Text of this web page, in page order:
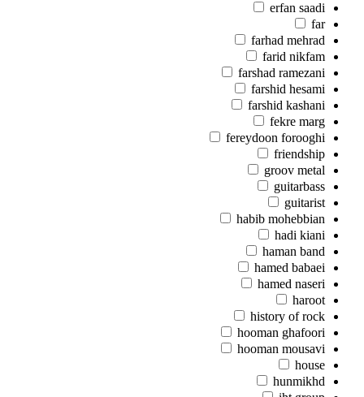
erfan saadi
far
farhad mehrad
farid nikfam
farshad ramezani
farshid hesami
farshid kashani
fekre marg
fereydoon forooghi
friendship
groov metal
guitarbass
guitarist
habib mohebbian
hadi kiani
haman band
hamed babaei
hamed naseri
haroot
history of rock
hooman ghafoori
hooman mousavi
house
hunmikhd